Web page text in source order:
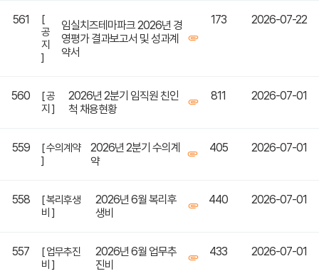
561
[
공
지
]
임실치즈테마파크 2026년 경
영평가 결과보고서 및 성과계
약서
173 2026-07-22
560
[ 공
지 ]
2026년 2분기 임직원 친인
척 채용현황
811 2026-07-01
559
[ 수의계약
]
2026년 2분기 수의계
약
405 2026-07-01
558
[ 복리후생
비 ]
2026년 6월 복리후
생비
440 2026-07-01
557
[ 업무추진
비 ]
2026년 6월 업무추
진비
433 2026-07-01